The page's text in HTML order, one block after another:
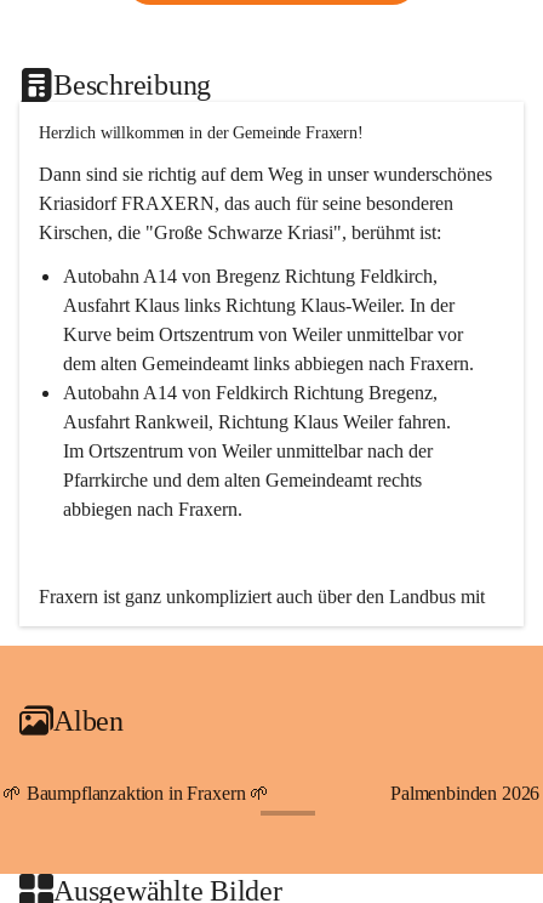
Beschreibung
Herzlich willkommen in der Gemeinde Fraxern!
Dann sind sie richtig auf dem Weg in unser wunderschönes
Kriasidorf FRAXERN, das auch für seine besonderen
Kirschen, die "Große Schwarze Kriasi", berühmt ist:
Autobahn A14 von Bregenz Richtung Feldkirch,
Ausfahrt Klaus links Richtung Klaus-Weiler. In der
Kurve beim Ortszentrum von Weiler unmittelbar vor
dem alten Gemeindeamt links abbiegen nach Fraxern.
Autobahn A14 von Feldkirch Richtung Bregenz,
Ausfahrt Rankweil, Richtung Klaus Weiler fahren.
Im Ortszentrum von Weiler unmittelbar nach der
Pfarrkirche und dem alten Gemeindeamt rechts
abbiegen nach Fraxern.
Fraxern ist ganz unkompliziert auch über den Landbus mit
den öffentlichen Verkehrsmitteln zu erreichen. Die Linie
An Samstagen, Sonn- und Feiertagen können Sie bequem
persönlichen Linienbus zur gewünschten Zeit zu Ihrer
Haltestelle bestellen. Sowohl von Weiler kommend nach
beide Fahrten Weiler-Fraxern-Weiler.
Alben
🌱 Baumpflanzaktion in Fraxern 🌱 Palmenbinden 2026
Ausgewählte Bilder